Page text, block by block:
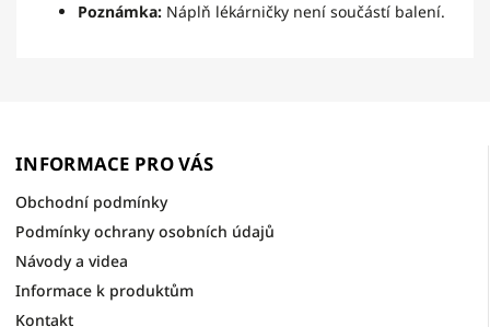
Poznámka: Náplň lékárničky není součástí balení.
INFORMACE PRO VÁS
Obchodní podmínky
Podmínky ochrany osobních údajů
Návody a videa
Informace k produktům
Kontakt